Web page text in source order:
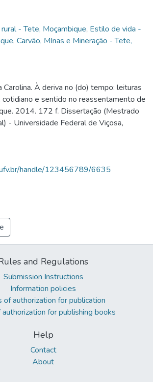
- Tete, Moçambique, Estilo de vida -
, Carvão, MInas e Mineração - Tete,
Carolina. À deriva no (do) tempo: leituras
e sentido no reassentamento de
2014. 172 f. Dissertação (Mestrado
- Universidade Federal de Viçosa,
handle/123456789/6635
and Regulations
Submission Instructions
Information policies
of authorization for publication
authorization for publishing books
Help
Contact
About